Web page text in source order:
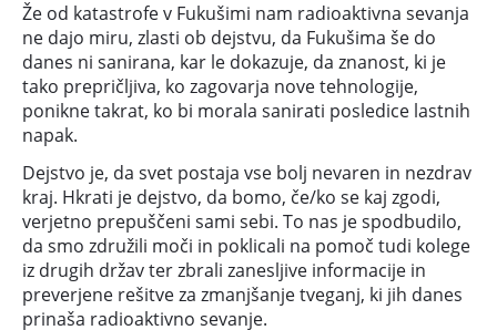
Že od katastrofe v Fukušimi nam radioaktivna sevanja
ne dajo miru, zlasti ob dejstvu, da Fukušima še do
danes ni sanirana, kar le dokazuje, da znanost, ki je
tako prepričljiva, ko zagovarja nove tehnologije,
ponikne takrat, ko bi morala sanirati posledice lastnih
napak.
Dejstvo je, da svet postaja vse bolj nevaren in nezdrav
kraj. Hkrati je dejstvo, da bomo, če/ko se kaj zgodi,
verjetno prepuščeni sami sebi. To nas je spodbudilo,
da smo združili moči in poklicali na pomoč tudi kolege
iz drugih držav ter zbrali zanesljive informacije in
preverjene rešitve za zmanjšanje tveganj, ki jih danes
prinaša radioaktivno sevanje.